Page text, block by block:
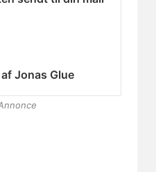
Jonas Glue